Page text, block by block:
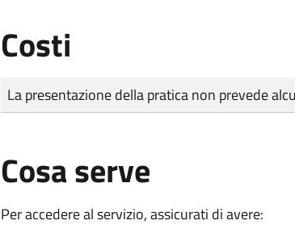
Costi
Tipo di pagamento
Importo
La presentazione della pratica non prevede
Cosa serve
Per accedere al servizio, assicurati di avere: